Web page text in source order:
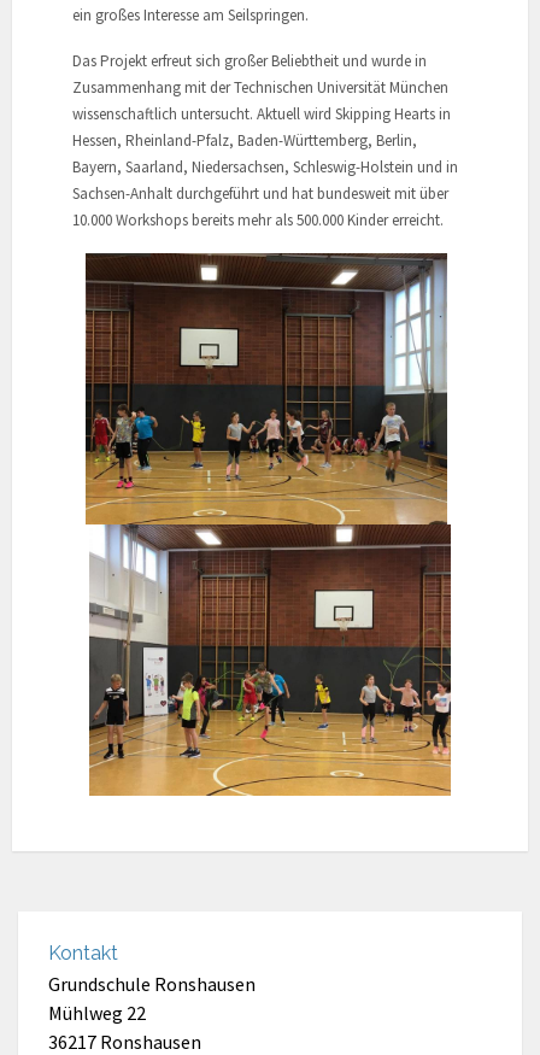
Kontakt
Grundschule Ronshausen
Mühlweg 22
36217 Ronshausen
ein großes Interesse am Seilspringen.
Das Projekt erfreut sich großer Beliebtheit und wurde in
Zusammenhang mit der Technischen Universität München
wissenschaftlich untersucht. Aktuell wird Skipping Hearts in
Hessen, Rheinland-Pfalz, Baden-Württemberg, Berlin,
Bayern, Saarland, Niedersachsen, Schleswig-Holstein und in
Sachsen-Anhalt durchgeführt und hat bundesweit mit über
10.000 Workshops bereits mehr als 500.000 Kinder erreicht.